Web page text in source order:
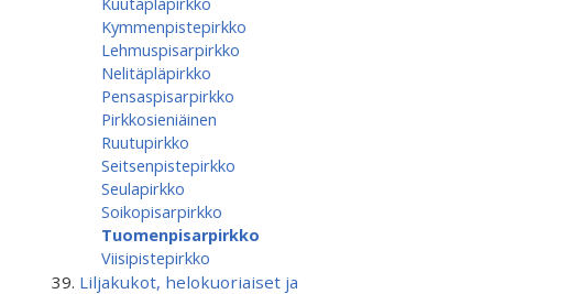
Kymmenpistepirkko
Lehmuspisarpirkko
Nelitäpläpirkko
Pensaspisarpirkko
Pirkkosieniäinen
Ruutupirkko
Seitsenpistepirkko
Seulapirkko
Soikopisarpirkko
Tuomenpisarpirkko
Viisipistepirkko
Liljakukot, helokuoriaiset ja